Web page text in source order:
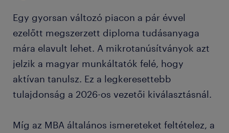
Egy gyorsan változó piacon a pár évvel
ezelőtt megszerzett diploma tudásanyaga
mára elavult lehet. A mikrotanúsítványok azt
jelzik a magyar munkáltatók felé, hogy
aktívan tanulsz. Ez a legkeresettebb
tulajdonság a 2026-os vezetői kiválasztásnál.
Míg az MBA általános ismereteket feltételez, a